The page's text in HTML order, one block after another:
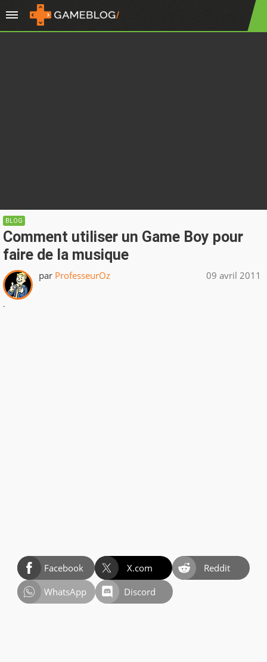
BLOG
Comment utiliser un Game Boy pour
faire de la musique
par ProfesseurOz 09 avril 2011
.
Facebook X.com
Reddit
WhatsApp
Discord